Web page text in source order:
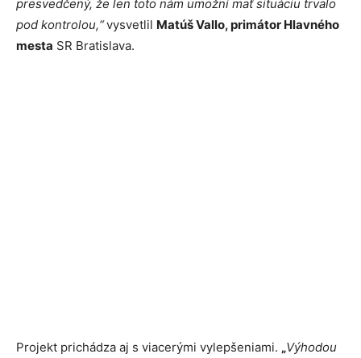
presvedčený, že len toto nám umožní mať situáciu trvalo
pod kontrolou,“vysvetlil Matúš Vallo, primátor Hlavného
mesta SR Bratislava.
Projekt prichádza aj s viacerými vylepšeniami. „Výhodou